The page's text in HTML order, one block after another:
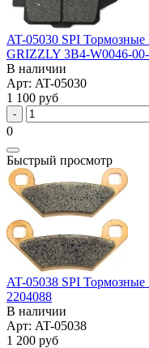
AT-05030 SPI
GRIZZLY 3B4-W0046-
В наличии
Арт: AT-05030
1 100 руб
0
Быстрый просмотр
AT-05038 SPI
2204088
В наличии
Арт: AT-05038
1 200 руб